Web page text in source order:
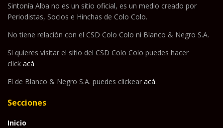
Sintonía Alba no es un sitio oficial, es un medio creado por
Periodistas, Socios e Hinchas de Colo Colo.
No tiene relación con el CSD Colo Colo ni Blanco & Negro S.A.
Si quieres visitar el sitio del CSD Colo Colo puedes hacer
click acá
El de Blanco & Negro S.A. puedes clickear acá.
Secciones
Inicio